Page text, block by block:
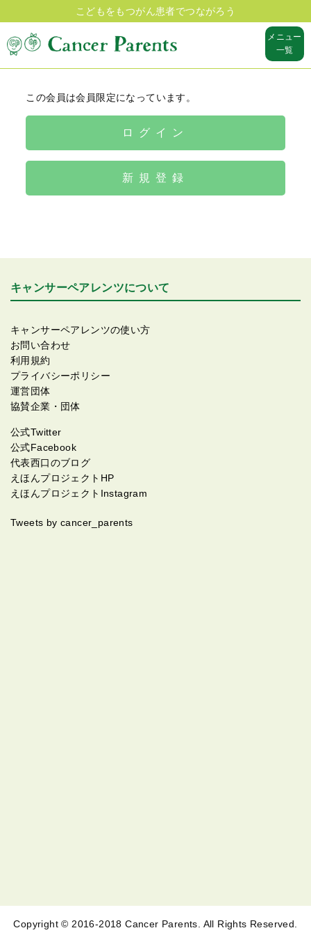
こどもをもつがん患者でつながろう
メニュー
一覧
この会員は会員限定になっています。
ログイン
新規登録
キャンサーペアレンツについて
キャンサーペアレンツの使い方
お問い合わせ
利用規約
プライバシーポリシー
運営団体
協賛企業・団体
公式Twitter
公式Facebook
代表西口のブログ
えほんプロジェクトHP
えほんプロジェクトInstagram
Tweets by cancer_parents
Copyright © 2016-2018 Cancer Parents. All Rights Reserved.